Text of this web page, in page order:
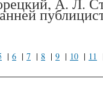
| 6 | 7 | 8 | 9 | 10 | 11